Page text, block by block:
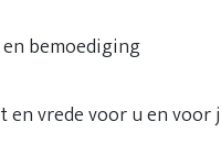
bemoediging
en vrede voor u en voor